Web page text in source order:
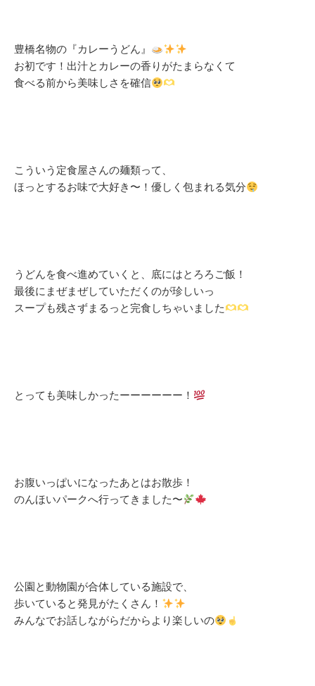
豊橋名物の『カレーうどん』
お初です！出汁とカレーの香りがたまらなくて
食べる前から美味しさを確信
こういう定食屋さんの麺類って、
ほっとするお味で大好き〜！優しく包まれる気分
うどんを食べ進めていくと、底にはとろろご飯！
最後にまぜまぜしていただくのが珍しいっ
スープも残さずまるっと完食しちゃいました
とっても美味しかったーーーーーー！
お腹いっぱいになったあとはお散歩！
のんほいパークへ行ってきました〜
公園と動物園が合体している施設で、
歩いていると発見がたくさん！
みんなでお話しながらだからより楽しいの